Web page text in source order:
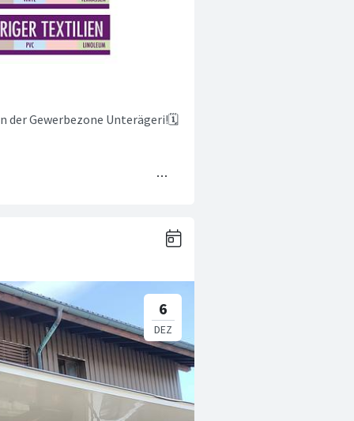
der Gewerbezone Unterägeri!🗓️